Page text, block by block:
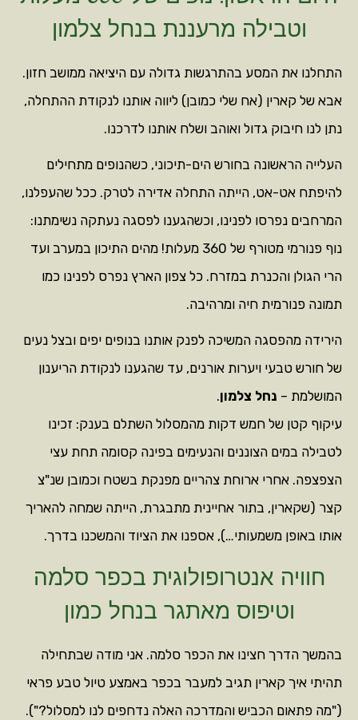
וטבילה מרעננת בנחל צלמון
התחלנו את המסע בהתרגשות גדולה עם היציאה ממושב חזון.
אבא של קארין (אח שלי כמובן) ליווה אותנו לנקודת ההתחלה,
נתן לנו חיבוק גדול ואוהב ושלח אותנו לדרכנו.
העלייה הראשונה בחורש הים-תיכוני, כשהנופים מתחילים
להיפתח אט-אט, הייתה התחלה אדירה לטרק. ככל שהעפלנו,
המרחבים נפרסו לפנינו, וכשהגענו לפסגה נעתקה נשימתנו:
נוף פנורמי מטורף של 360 מעלות! מהים התיכון במערב ועד
הרי הגולן והכנרת במזרח. כל צפון הארץ נפרס לפנינו כמו
תמונה פנורמית חיה ומרהיבה.
הירידה מהפסגה המשיכה לפנק אותנו בנופים יפים ובצל נעים
של חורש טבעי ויערות אורנים, עד שהגענו לנקודת הריענון
המושלמת – נחל צלמון.
עיקוף קטן של חמש דקות מהמסלול השתלם בענק: זכינו
לטבילה במים הצוננים והנעימים בפינה קסומה תחת עצי
הצפצפה. אחרי ארוחת צהריים מפנקת בשטח וכמובן שנ"צ
קצר (שקארין, בתור אחיינית מתבגרת, הייתה שמחה להאריך
אותו באופן משמעותי…), אספנו את הציוד והמשכנו בדרך.
חוויה אנטרופולוגית בכפר סלמה
וטיפוס מאתגר בנחל כמון
בהמשך הדרך חצינו את הכפר סלמה. אני מודה שבתחילה
תהיתי איך קארין תגיב למעבר בכפר באמצע טיול טבע פראי
("מה פתאום הכביש והמדרכה האלה נדחפים לנו למסלול?").